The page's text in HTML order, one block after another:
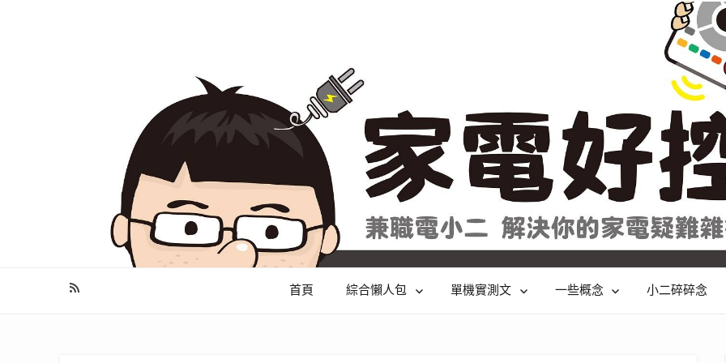
幫你做好功課，看了就知怎麼找出適合自己的家電
首頁 綜合懶人包 單機實測文 一些概念 小二碎碎念